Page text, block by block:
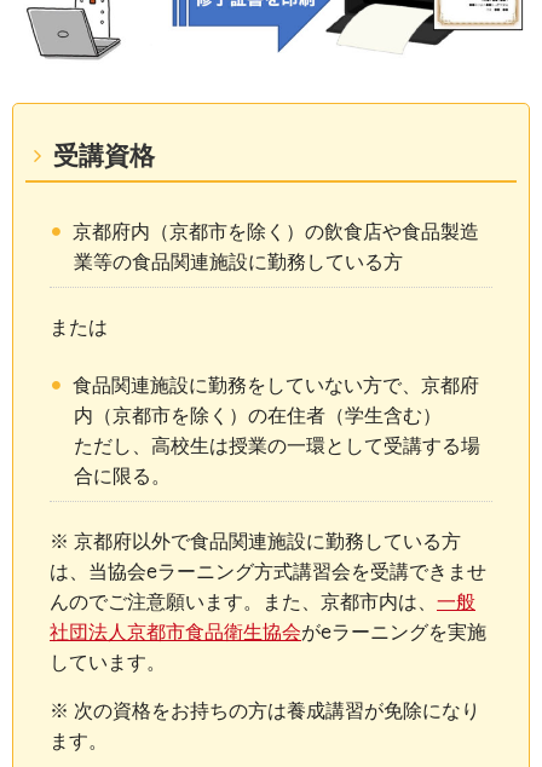
受講資格
京都府内（京都市を除く）の飲食店や食品製造
業等の食品関連施設に勤務している方
または
食品関連施設に勤務をしていない方で、京都府
内（京都市を除く）の在住者（学生含む）
ただし、高校生は授業の一環として受講する場
合に限る。
※ 京都府以外で食品関連施設に勤務している方
は、当協会eラーニング方式講習会を受講できませ
んのでご注意願います。また、京都市内は、 一般
社団法人京都市食品衛生協会がeラーニングを実施
しています。
※ 次の資格をお持ちの方は養成講習が免除になり
ます。